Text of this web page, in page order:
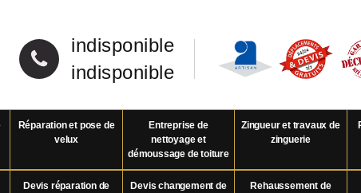
indisponible
indisponible
Réparation et pose de
velux
Entreprise de
nettoyage et
démoussage de toiture
Zingueur et travaux de
zinguerie
Devis réparation de
Devis changement de
Rehaussement de